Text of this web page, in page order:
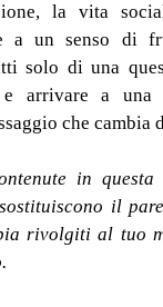
la vita
a un senso di
solo di una
arrivare a una
che cambia
in
il
rivolgiti al tuo